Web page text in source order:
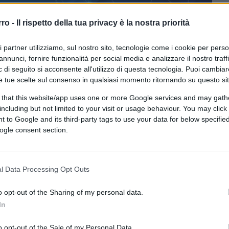
- Il rispetto della tua privacy è la nostra priorità
partner utilizziamo, sul nostro sito, tecnologie come i cookie per
fornire funzionalità per social media e analizzare il nostro
di seguito si acconsente all'utilizzo di questa tecnologia. Puoi
tue scelte sul consenso in qualsiasi momento ritornando su questo
that this website/app uses one or more Google services and may
but not limited to your visit or usage behaviour. You may
to Google and its third-party tags to use your data for below
consent section.
Data Processing Opt Outs
opt-out of the Sharing of my personal data.
opt-out of the Sale of my Personal Data.
CLICCA QUI
(in un articolo, of course)Recep
Serenamente lo faccio anch’io,
ti mette in bella vista, l’editore
a cortei sotto l’ambasciata turca,
filmati, slogan, cartelli, strazianti casi
l’atmosfera è pesante, imbarazzata,
male, fatelo, però ….